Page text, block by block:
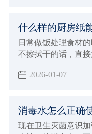
什么样的厨房纸
日常做饭处理食材
不擦拭干的话，直
那么就需要擦拭干
2026-01-07
消毒水怎么正确
现在卫生灭菌意识